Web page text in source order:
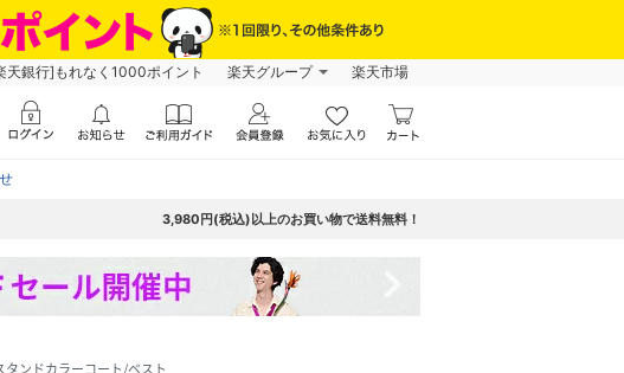
天銀行]もれなく1000ポイント 楽天グループ 楽天市場
3,980円(税込)以上のお買い物で送料無料！
ンドカラーコート/ベスト